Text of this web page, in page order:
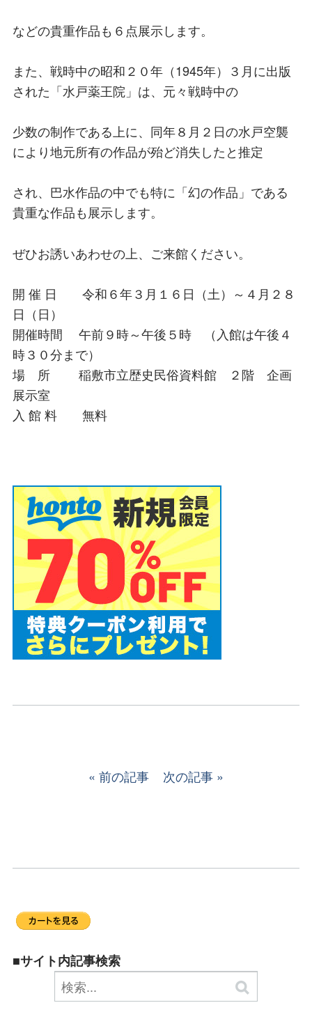
などの貴重作品も６点展示します。
また、戦時中の昭和２０年（1945年）３月に出版
された「水戸薬王院」は、元々戦時中の
少数の制作である上に、同年８月２日の水戸空襲
により地元所有の作品が殆ど消失したと推定
され、巴水作品の中でも特に「幻の作品」である
貴重な作品も展示します。
ぜひお誘いあわせの上、ご来館ください。
開 催 日 令和６年３月１６日（土）～４月２８
日（日）
開催時間 午前９時～午後５時 （入館は午後４
時３０分まで）
場 所 稲敷市立歴史民俗資料館 ２階 企画
展示室
入 館 料 無料
前の記事 次の記事
■サイト内記事検索